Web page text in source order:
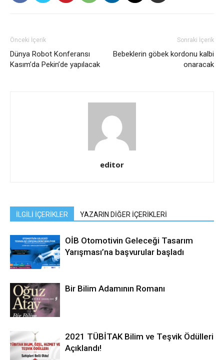
Önceki İçerik
Dünya Robot Konferansı
Kasım’da Pekin’de yapılacak
Sonraki İçerik
Bebeklerin göbek kordonu kalbi
onaracak
editor
İLGİLİ İÇERİKLER YAZARIN DİĞER İÇERİKLERİ
OİB Otomotivin Geleceği Tasarım
Yarışması’na başvurular başladı
Bir Bilim Adamının Romanı
2021 TÜBİTAK Bilim ve Teşvik Ödülleri
Açıklandı!